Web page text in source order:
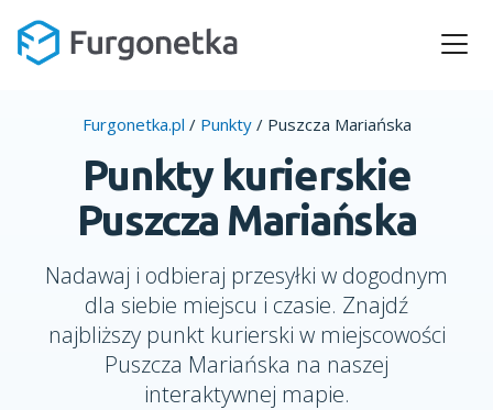
Furgonetka.pl / Punkty / Puszcza Mariańska
Punkty kurierskie
Puszcza Mariańska
Nadawaj i odbieraj przesyłki w dogodnym
dla siebie miejscu i czasie. Znajdź
najbliższy punkt kurierski w miejscowości
Puszcza Mariańska na naszej
interaktywnej mapie.